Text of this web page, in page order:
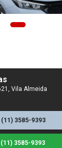
Vila Almeida
(11) 3585-9393
(11) 3585-9393